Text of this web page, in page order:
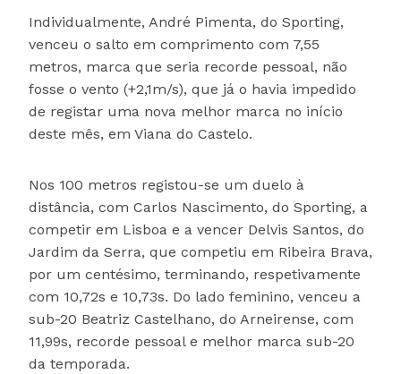
Individualmente, André Pimenta, do Sporting,
venceu o salto em comprimento com 7,55
metros, marca que seria recorde pessoal, não
fosse o vento (+2,1m/s), que já o havia impedido
de registar uma nova melhor marca no início
deste mês, em Viana do Castelo.
Nos 100 metros registou-se um duelo à
distância, com Carlos Nascimento, do Sporting, a
competir em Lisboa e a vencer Delvis Santos, do
Jardim da Serra, que competiu em Ribeira Brava,
por um centésimo, terminando, respetivamente
com 10,72s e 10,73s. Do lado feminino, venceu a
sub-20 Beatriz Castelhano, do Arneirense, com
11,99s, recorde pessoal e melhor marca sub-20
da temporada.